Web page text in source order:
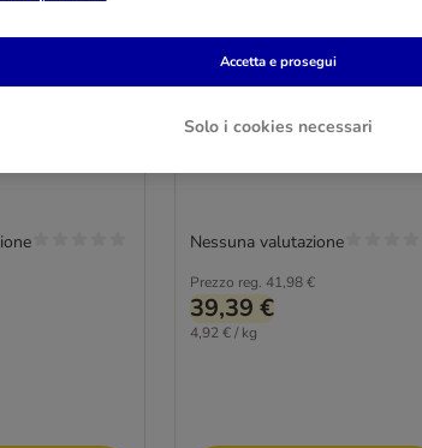
Adult
animonda GranCarno Adult
Pollame + Manzo
Prezzo reg. 41,98 €
39,39 €
4,92 € / kg
Nessuna valutazione
Solo i cookies necessari
Accetta e prosegui